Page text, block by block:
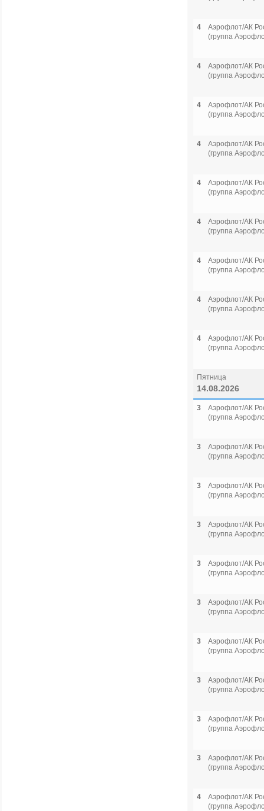
4
Аэрофлот/АК
(группа
4
Аэрофлот/АК
(группа
4
Аэрофлот/АК
(группа
4
Аэрофлот/АК
(группа
4
Аэрофлот/АК
(группа
4
Аэрофлот/АК
(группа
4
Аэрофлот/АК
(группа
4
Аэрофлот/АК
(группа
4
Аэрофлот/АК
(группа
Пятница
14.08.2026
3
Аэрофлот/АК
(группа
3
Аэрофлот/АК
(группа
3
Аэрофлот/АК
(группа
3
Аэрофлот/АК
(группа
3
Аэрофлот/АК
(группа
3
Аэрофлот/АК
(группа
3
Аэрофлот/АК
(группа
3
Аэрофлот/АК
(группа
3
Аэрофлот/АК
(группа
3
Аэрофлот/АК
(группа
4
Аэрофлот/АК
(группа